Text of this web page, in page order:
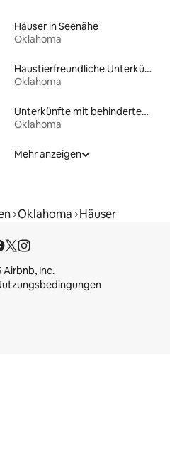
Häuser in Seenähe
Oklahoma
Haustierfreundliche Unterkünfte
Oklahoma
Unterkünfte mit behindertengerechtem WC
Oklahoma
Mehr anzeigen
Oklahoma Häuser
Inc.